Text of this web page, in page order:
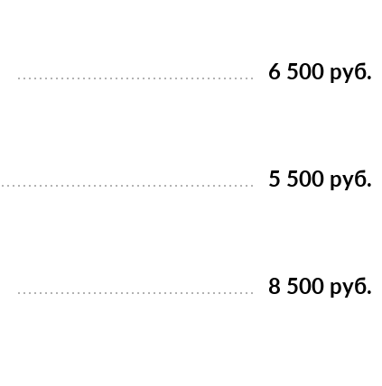
6 500 руб.
5 500 руб.
8 500 руб.